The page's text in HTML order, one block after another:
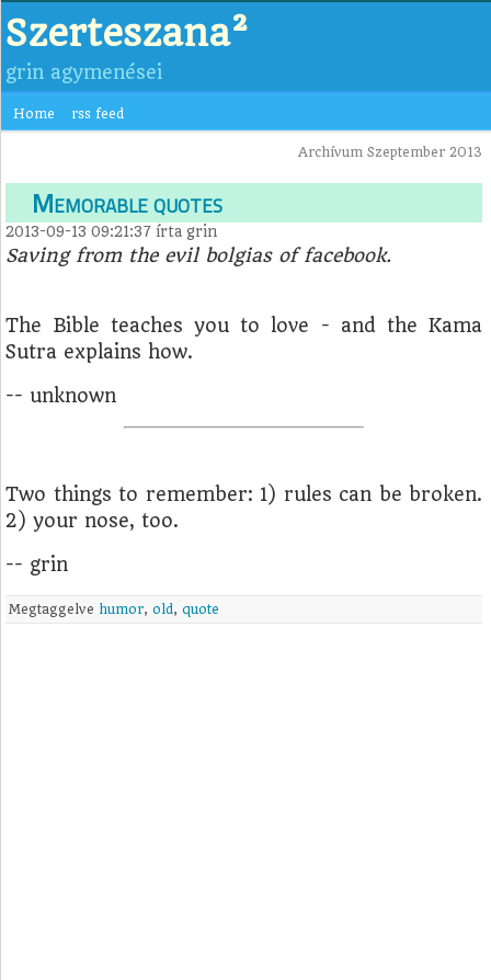
Szerteszana²
grin agymenései
Home rss feed
Archívum Szeptember 2013
Memorable quotes
2013-09-13 09:21:37 írtagrin
Saving from the evil bolgias of facebook.
The Bible teaches you to love - and the Kama
Sutra explains how.
-- unknown
Two things to remember: 1) rules can be broken.
2) your nose, too.
-- grin
Megtaggelve humor,old,quote